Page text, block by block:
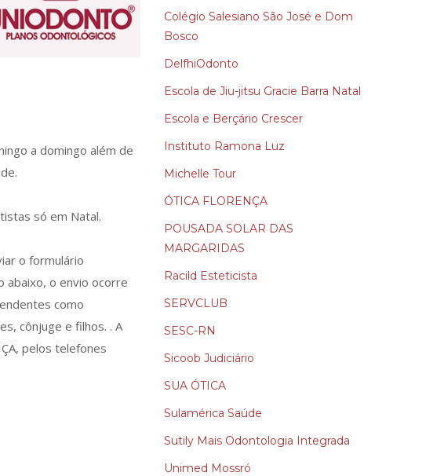
a domingo além de
só em Natal.
o formulário
abaixo, o envio ocorre
como
cônjuge e filhos. . A
pelos telefones
Colégio Salesiano São José e Dom
Bosco
DelfhiOdonto
Escola de Jiu-jitsu Gracie Barra Natal
Escola e Berçário Crescer
Instituto Ramona Luz
Michelle Tour
ÓTICA FLORENÇA
POUSADA SOLAR DAS
MARGARIDAS
Racild Esteticista
SERVCLUB
SESC-RN
Sicoob Judiciário
SUA ÓTICA
Sulamérica Saúde
Sutily Mais Odontologia Integrada
Unimed Mossró